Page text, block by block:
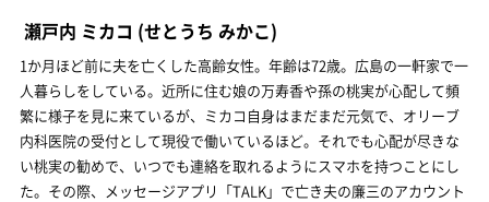
瀬戸内 ミカコ (せとうち みかこ)
1か月ほど前に夫を亡くした高齢女性。年齢は72歳。広島の一軒家で一
人暮らしをしている。近所に住む娘の万寿香や孫の桃実が心配して頻
繁に様子を見に来ているが、ミカコ自身はまだまだ元気で、オリーブ
内科医院の受付として現役で働いているほど。それでも心配が尽きな
い桃実の勧めで、いつでも連絡を取れるようにスマホを持つことにし
た。その際、メッセージアプリ「TALK」で亡き夫の廉三のアカウント